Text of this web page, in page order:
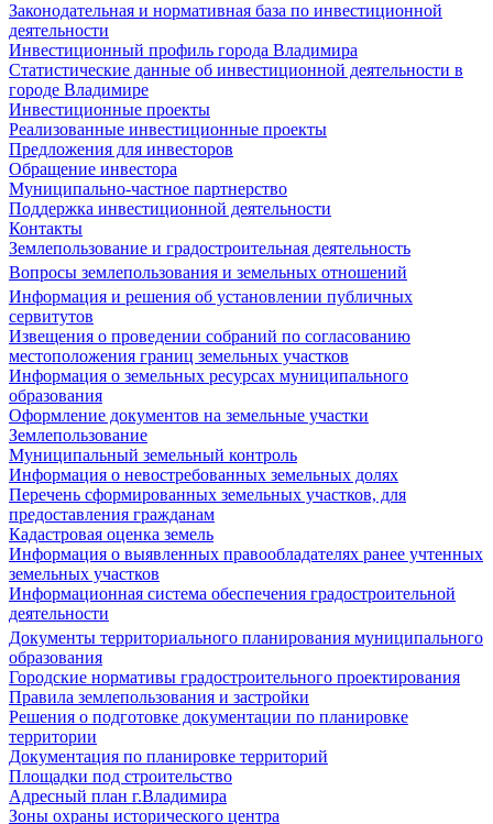
Законодательная и нормативная база по инвестиционной
деятельности
Инвестиционный профиль города Владимира
Статистические данные об инвестиционной деятельности в
городе Владимире
Инвестиционные проекты
Реализованные инвестиционные проекты
Предложения для инвесторов
Обращение инвестора
Муниципально-частное партнерство
Поддержка инвестиционной деятельности
Контакты
Землепользование и градостроительная деятельность
Вопросы землепользования и земельных отношений
Информация и решения об установлении публичных
сервитутов
Извещения о проведении собраний по согласованию
местоположения границ земельных участков
Информация о земельных ресурсах муниципального
образования
Оформление документов на земельные участки
Землепользование
Муниципальный земельный контроль
Информация о невостребованных земельных долях
Перечень сформированных земельных участков, для
предоставления гражданам
Кадастровая оценка земель
Информация о выявленных правообладателях ранее учтенных
земельных участков
Информационная система обеспечения градостроительной
деятельности
Документы территориального планирования муниципального
образования
Городские нормативы градостроительного проектирования
Правила землепользования и застройки
Решения о подготовке документации по планировке
территории
Документация по планировке территорий
Площадки под строительство
Адресный план г.Владимира
Зоны охраны исторического центра